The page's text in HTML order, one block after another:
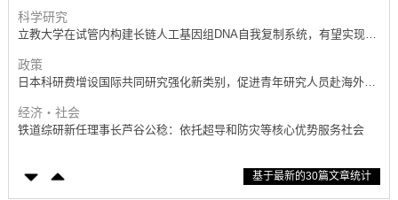
科学研究
立教大学在试管内构建长链人工基因组DNA自我复制系统，有望实现携
政策
日本科研费增设国际共同研究强化新类别，促进青年研究人员赴海外开
经济・社会
铁道综研新任理事长芦谷公稔：依托超导和防灾等核心优势服务社会
东京大学通过叶绿体基因组编辑技术强化碳固定酶，成功提高光合作用
基于最新的30篇文章统计